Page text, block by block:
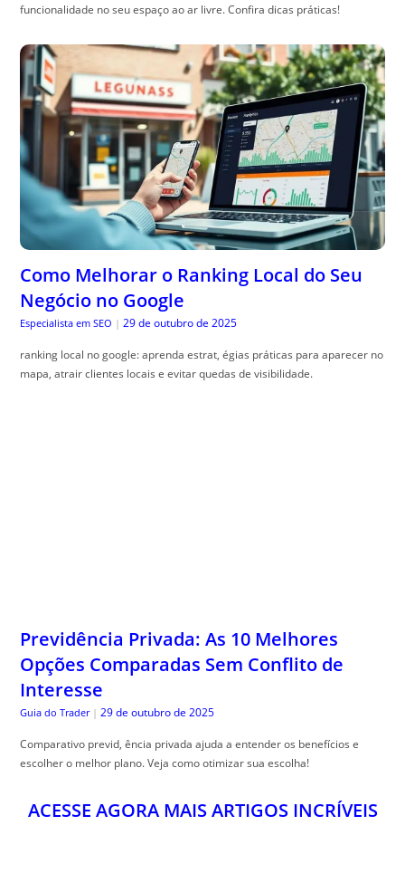
funcionalidade no seu espaço ao ar livre. Confira dicas práticas!
Como Melhorar o Ranking Local do Seu
Negócio no Google
Especialista em SEO | 29 de outubro de 2025
ranking local no google: aprenda estrat, égias práticas para aparecer no
mapa, atrair clientes locais e evitar quedas de visibilidade.
Previdência Privada: As 10 Melhores
Opções Comparadas Sem Conflito de
Interesse
Guia do Trader | 29 de outubro de 2025
Comparativo previd, ência privada ajuda a entender os benefícios e
escolher o melhor plano. Veja como otimizar sua escolha!
ACESSE AGORA MAIS ARTIGOS INCRÍVEIS